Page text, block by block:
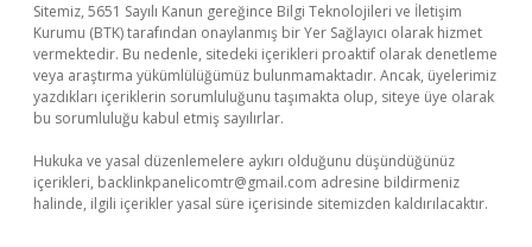
Sitemiz, 5651 Sayılı Kanun gereğince Bilgi Teknolojileri ve İletişim
Kurumu (BTK) tarafından onaylanmış bir Yer Sağlayıcı olarak hizmet
vermektedir. Bu nedenle, sitedeki içerikleri proaktif olarak denetleme
veya araştırma yükümlülüğümüz bulunmamaktadır. Ancak, üyelerimiz
yazdıkları içeriklerin sorumluluğunu taşımakta olup, siteye üye olarak
bu sorumluluğu kabul etmiş sayılırlar.
Hukuka ve yasal düzenlemelere aykırı olduğunu düşündüğünüz
içerikleri, backlinkpanelicomtr@gmail.com adresine bildirmeniz
halinde, ilgili içerikler yasal süre içerisinde sitemizden kaldırılacaktır.